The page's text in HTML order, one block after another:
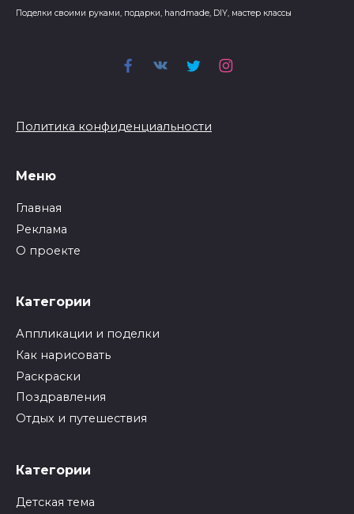
Поделки своими руками, подарки, handmade, DIY, мастер классы
Политика конфиденциальности
Меню
Главная
Реклама
О проекте
Категории
Аппликации и поделки
Как нарисовать
Раскраски
Поздравления
Отдых и путешествия
Категории
Детская тема